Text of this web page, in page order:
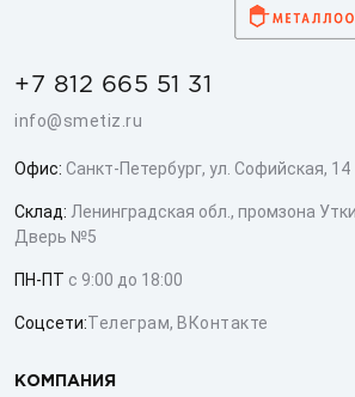
+7 812 665 51 31
info@smetiz.ru
Офис: Санкт-Петербург, ул. Софийская, 14
Склад: Ленинградская обл., промзона
Дверь №5
ПН-ПТ с 9:00 до 18:00
Соцсети:Телеграм, ВКонтакте
КОМПАНИЯ